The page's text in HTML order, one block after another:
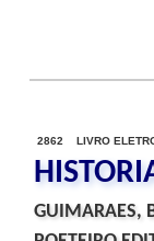
2862 LIVRO
GUIMARAES,